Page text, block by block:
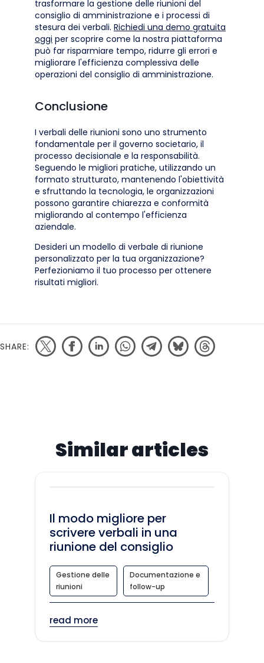
trasformare la gestione delle riunioni del
consiglio di amministrazione e i processi di
stesura dei verbali. Richiedi una demo gratuita
oggi per scoprire come la nostra piattaforma
può far risparmiare tempo, ridurre gli errori e
migliorare l'efficienza complessiva delle
operazioni del consiglio di amministrazione.
Conclusione
I verbali delle riunioni sono uno strumento
fondamentale per il governo societario, il
processo decisionale e la responsabilità.
Seguendo le migliori pratiche, utilizzando un
formato strutturato, mantenendo l'obiettività
e sfruttando la tecnologia, le organizzazioni
possono garantire chiarezza e conformità
migliorando al contempo l'efficienza
aziendale.
Desideri un modello di verbale di riunione
personalizzato per la tua organizzazione?
Perfezioniamo il tuo processo per ottenere
risultati migliori.
SHARE:
Similar articles
Il modo migliore per
scrivere verbali in una
riunione del consiglio
Gestione delle
riunioni
Documentazione e
follow-up
read more